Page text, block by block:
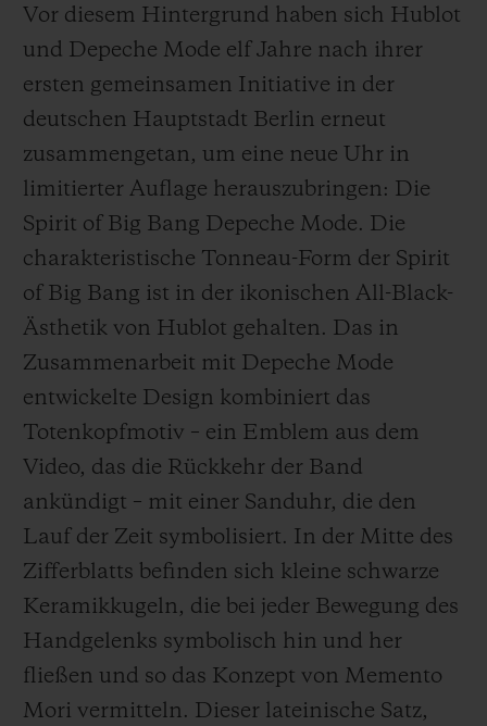
Vor diesem Hintergrund haben sich Hublot
und Depeche Mode elf Jahre nach ihrer
ersten gemeinsamen Initiative in der
deutschen Hauptstadt Berlin erneut
zusammengetan, um eine neue Uhr in
limitierter Auflage herauszubringen: Die
Spirit of Big Bang Depeche Mode. Die
charakteristische Tonneau-Form der Spirit
of Big Bang ist in der ikonischen All-Black-
Ästhetik von Hublot gehalten. Das in
Zusammenarbeit mit Depeche Mode
entwickelte Design kombiniert das
Totenkopfmotiv – ein Emblem aus dem
Video, das die Rückkehr der Band
ankündigt – mit einer Sanduhr, die den
Lauf der Zeit symbolisiert. In der Mitte des
Zifferblatts befinden sich kleine schwarze
Keramikkugeln, die bei jeder Bewegung des
Handgelenks symbolisch hin und her
fließen und so das Konzept von Memento
Mori vermitteln. Dieser lateinische Satz,